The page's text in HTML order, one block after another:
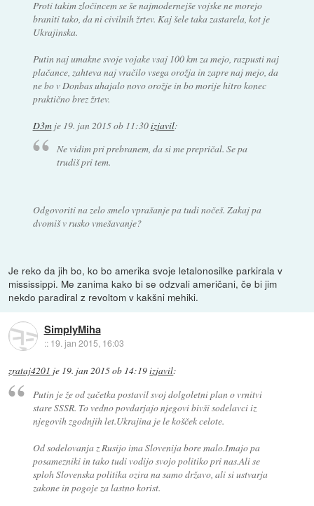
Proti takim zločincem se še najmodernejše vojske ne morejo
braniti tako, da ni civilnih žrtev. Kaj šele taka zastarela, kot je
Ukrajinska.
Putin naj umakne svoje vojake vsaj 100 km za mejo, razpusti naj
plačance, zahteva naj vračilo vsega orožja in zapre naj mejo, da
ne bo v Donbas uhajalo novo orožje in bo morije hitro konec
praktično brez žrtev.
D3mje 19. jan 2015 ob 11:30izjavil:
Ne vidim pri prebranem, da si me prepričal. Se pa
trudiš pri tem.
Odgovoriti na zelo smelo vprašanje pa tudi nočeš. Zakaj pa
dvomiš v rusko vmešavanje?
Je reko da jih bo, ko bo amerika svoje letalonosilke parkirala v
mississippi. Me zanima kako bi se odzvali američani, če bi jim
nekdo paradiral z revoltom v kakšni mehiki.
SimplyMiha
:: 19. jan 2015, 16:03
zrataj4201 je 19. jan 2015 ob 14:19izjavil:
Putin je že od začetka postavil svoj dolgoletni plan o vrnitvi
stare SSSR. To vedno povdarjajo njegovi bivši sodelavci iz
njegovih zgodnjih let.Ukrajina je le košček celote.
Od sodelovanja z Rusijo ima Slovenija bore malo.Imajo pa
posamezniki in tako tudi vodijo svojo politiko pri nas.Ali se
sploh Slovenska politika ozira na samo državo, ali si ustvarja
zakone in pogoje za lastno korist.